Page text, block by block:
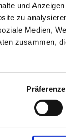
und
zu
Medien,
zusammen,
Auf der
60435